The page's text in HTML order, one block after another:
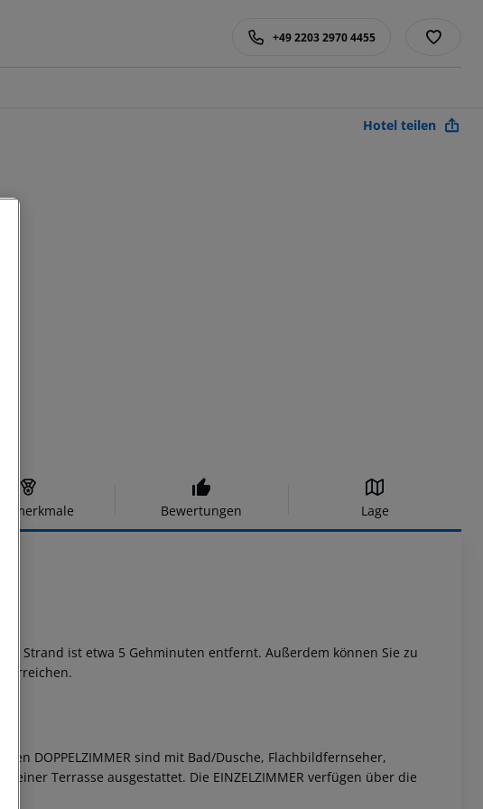
+49 2203 2970 4455
Hotel teilen
Bewertungen Lage
Strand ist etwa 5 Gehminuten entfernt. Außerdem können Sie zu
erreichen.
DOPPELZIMMER sind mit Bad/Dusche, Flachbildfernseher,
Terrasse ausgestattet. Die EINZELZIMMER verfügen über die